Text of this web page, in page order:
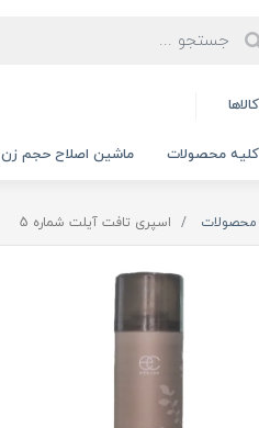
کلیه محصولات ماشین اصلاح حجم زن
اسپری تافت آیلت شماره 5